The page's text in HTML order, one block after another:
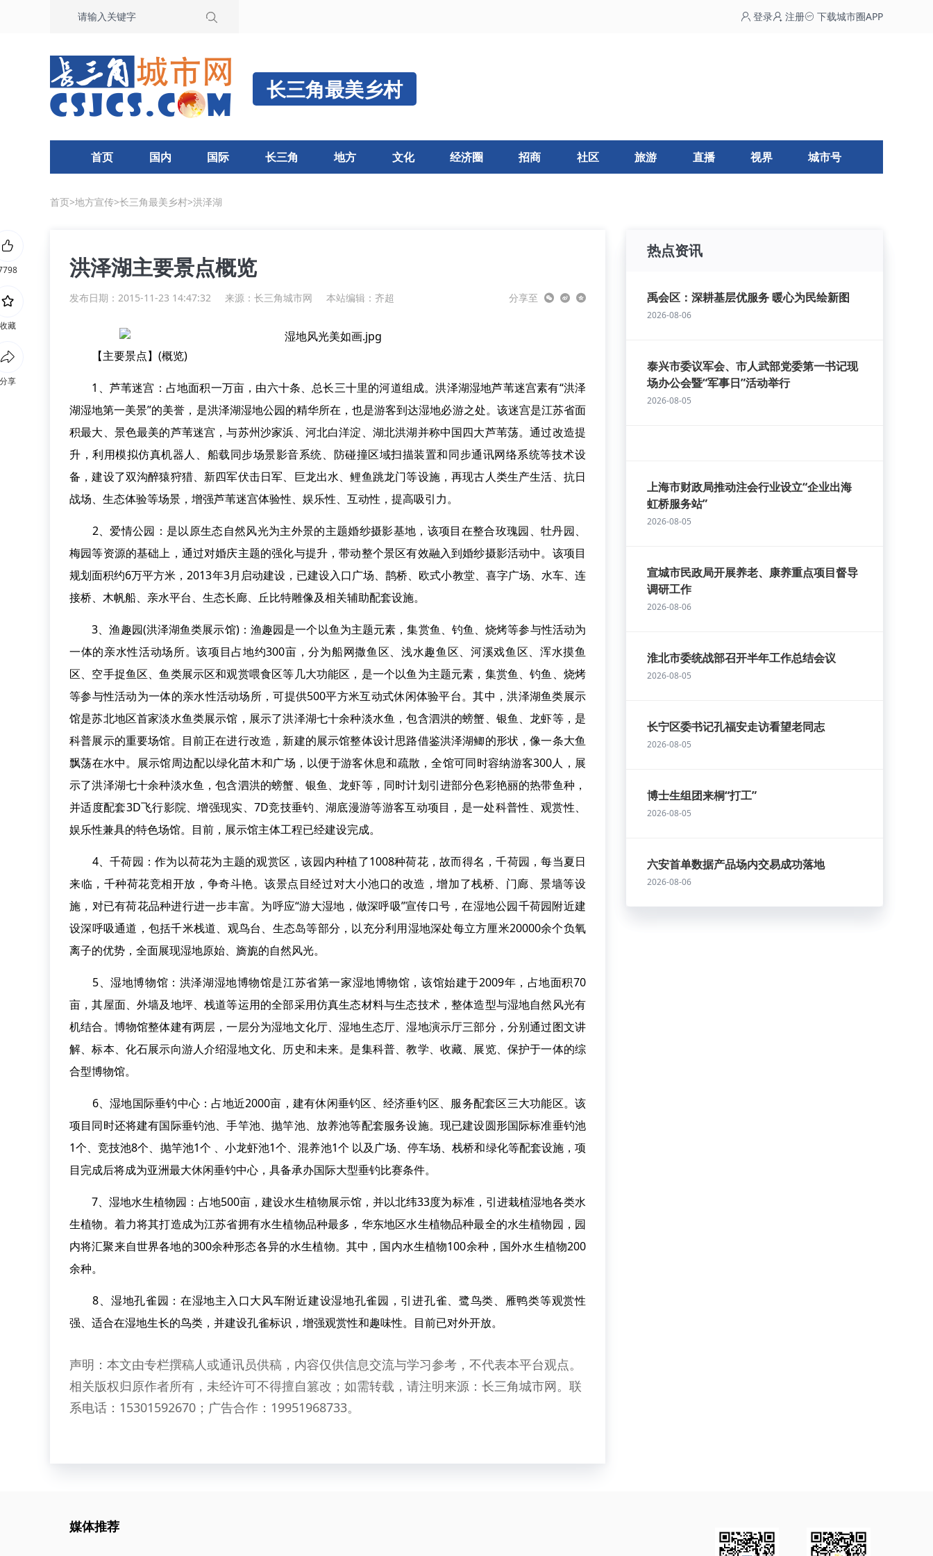
登录 注册 下载城市圈APP
长三角最美乡村
首页 国内 国际 长三角 地方 文化 经济圈 招商 社区 旅游 直播 视界 城市号
首页>地方宣传>长三角最美乡村>洪泽湖
洪泽湖主要景点概览
发布日期：2015-11-23 14:47:32 来源： 长三角城市网 本站编辑：齐超 分享至
【主要景点】(概览)
1、芦苇迷宫：占地面积一万亩，由六十条、总长三十里的河道组成。洪泽湖湿地芦苇迷宫素有“洪泽
湖湿地第一美景”的美誉，是洪泽湖湿地公园的精华所在，也是游客到达湿地必游之处。该迷宫是江苏省面
积最大、景色最美的芦苇迷宫，与苏州沙家浜、河北白洋淀、湖北洪湖并称中国四大芦苇荡。通过改造提
升，利用模拟仿真机器人、船载同步场景影音系统、防碰撞区域扫描装置和同步通讯网络系统等技术设
备，建设了双沟醉猿狩猎、新四军伏击日军、巨龙出水、鲤鱼跳龙门等设施，再现古人类生产生活、抗日
战场、生态体验等场景，增强芦苇迷宫体验性、娱乐性、互动性，提高吸引力。
2、爱情公园：是以原生态自然风光为主外景的主题婚纱摄影基地，该项目在整合玫瑰园、牡丹园、
梅园等资源的基础上，通过对婚庆主题的强化与提升，带动整个景区有效融入到婚纱摄影活动中。该项目
规划面积约6万平方米，2013年3月启动建设，已建设入口广场、鹊桥、欧式小教堂、喜字广场、水车、连
接桥、木帆船、亲水平台、生态长廊、丘比特雕像及相关辅助配套设施。
3、渔趣园(洪泽湖鱼类展示馆)：渔趣园是一个以鱼为主题元素，集赏鱼、钓鱼、烧烤等参与性活动为
一体的亲水性活动场所。该项目占地约300亩，分为船网撒鱼区、浅水趣鱼区、河溪戏鱼区、浑水摸鱼
区、空手捉鱼区、鱼类展示区和观赏喂食区等几大功能区，是一个以鱼为主题元素，集赏鱼、钓鱼、烧烤
等参与性活动为一体的亲水性活动场所，可提供500平方米互动式休闲体验平台。其中，洪泽湖鱼类展示
馆是苏北地区首家淡水鱼类展示馆，展示了洪泽湖七十余种淡水鱼，包含泗洪的螃蟹、银鱼、龙虾等，是
科普展示的重要场馆。目前正在进行改造，新建的展示馆整体设计思路借鉴洪泽湖鲫的形状，像一条大鱼
飘荡在水中。展示馆周边配以绿化苗木和广场，以便于游客休息和疏散，全馆可同时容纳游客300人，展
示了洪泽湖七十余种淡水鱼，包含泗洪的螃蟹、银鱼、龙虾等，同时计划引进部分色彩艳丽的热带鱼种，
并适度配套3D飞行影院、增强现实、7D竞技垂钓、湖底漫游等游客互动项目，是一处科普性、观赏性、
娱乐性兼具的特色场馆。目前，展示馆主体工程已经建设完成。
4、千荷园：作为以荷花为主题的观赏区，该园内种植了1008种荷花，故而得名，千荷园，每当夏日
来临，千种荷花竞相开放，争奇斗艳。该景点目经过对大小池口的改造，增加了栈桥、门廊、景墙等设
施，对已有荷花品种进行进一步丰富。为呼应“游大湿地，做深呼吸”宣传口号，在湿地公园千荷园附近建
设深呼吸通道，包括千米栈道、观鸟台、生态岛等部分，以充分利用湿地深处每立方厘米20000余个负氧
离子的优势，全面展现湿地原始、旖旎的自然风光。
5、湿地博物馆：洪泽湖湿地博物馆是江苏省第一家湿地博物馆，该馆始建于2009年，占地面积70
亩，其屋面、外墙及地坪、栈道等运用的全部采用仿真生态材料与生态技术，整体造型与湿地自然风光有
机结合。博物馆整体建有两层，一层分为湿地文化厅、湿地生态厅、湿地演示厅三部分，分别通过图文讲
解、标本、化石展示向游人介绍湿地文化、历史和未来。是集科普、教学、收藏、展览、保护于一体的综
合型博物馆。
6、湿地国际垂钓中心：占地近2000亩，建有休闲垂钓区、经济垂钓区、服务配套区三大功能区。该
项目同时还将建有国际垂钓池、手竿池、抛竿池、放养池等配套服务设施。现已建设圆形国际标准垂钓池
1个、竞技池8个、抛竿池1个 、小龙虾池1个、混养池1个 以及广场、停车场、栈桥和绿化等配套设施，项
目完成后将成为亚洲最大休闲垂钓中心，具备承办国际大型垂钓比赛条件。
7、湿地水生植物园：占地500亩，建设水生植物展示馆，并以北纬33度为标准，引进栽植湿地各类水
生植物。着力将其打造成为江苏省拥有水生植物品种最多，华东地区水生植物品种最全的水生植物园，园
内将汇聚来自世界各地的300余种形态各异的水生植物。其中，国内水生植物100余种，国外水生植物200
余种。
8、湿地孔雀园：在湿地主入口大风车附近建设湿地孔雀园，引进孔雀、鹭鸟类、雁鸭类等观赏性
强、适合在湿地生长的鸟类，并建设孔雀标识，增强观赏性和趣味性。目前已对外开放。
声明：本文由专栏撰稿人或通讯员供稿，内容仅供信息交流与学习参考，不代表本平台观点。
相关版权归原作者所有，未经许可不得擅自篡改；如需转载，请注明来源：长三角城市网。联
系电话：15301592670；广告合作：19951968733。
热点资讯
禹会区：深耕基层优服务 暖心为民绘新图
2026-08-06
泰兴市委议军会、市人武部党委第一书记现
场办公会暨“军事日”活动举行
2026-08-05
上海市财政局推动注会行业设立“企业出海
虹桥服务站”
2026-08-05
宣城市民政局开展养老、康养重点项目督导
调研工作
2026-08-06
淮北市委统战部召开半年工作总结会议
2026-08-05
长宁区委书记孔福安走访看望老同志
2026-08-05
博士生组团来桐“打工”
2026-08-05
六安首单数据产品场内交易成功落地
2026-08-06
收藏
分享
媒体推荐